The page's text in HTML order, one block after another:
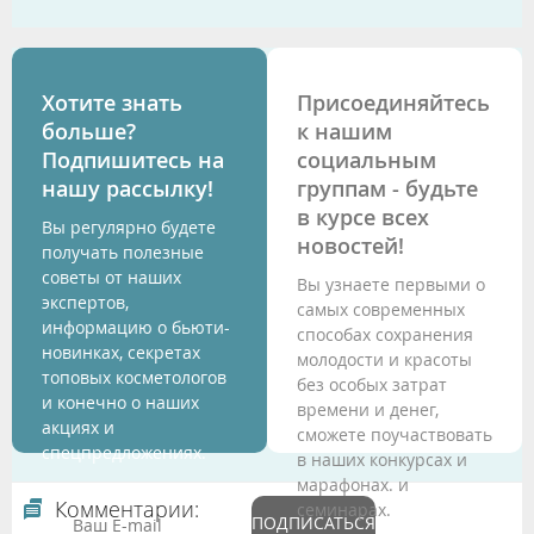
Хотите знать
больше?
Подпишитесь на
нашу рассылку!
Вы регулярно будете
получать полезные
советы от наших
экспертов,
информацию о бьюти-
новинках, секретах
топовых косметологов
и конечно о наших
акциях и
спецпредложениях.
ПОДПИСАТЬСЯ
Присоединяйтесь
к нашим
социальным
группам - будьте
в курсе всех
новостей!
Вы узнаете первыми о
самых современных
способах сохранения
молодости и красоты
без особых затрат
времени и денег,
сможете поучаствовать
в наших конкурсах и
марафонах. и
семинарах.
Комментарии: